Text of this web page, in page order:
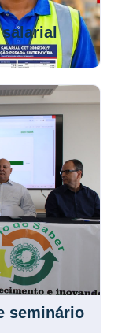
salarial
seminário